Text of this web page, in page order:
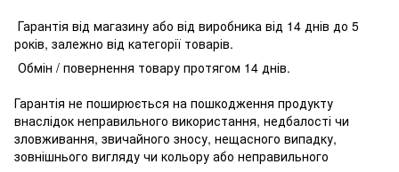
Гарантія від магазину або від виробника від 14 днів до 5
років, залежно від категорії товарів.
Обмін / повернення товару протягом 14 днів.
Гарантія не поширюється на пошкодження продукту
внаслідок неправильного використання, недбалості чи
зловживання, звичайного зносу, нещасного випадку,
зовнішнього вигляду чи кольору або неправильного